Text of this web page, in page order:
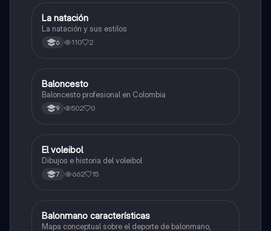
Educación Física
La natación
La natación y sus estilos
6 110 2
Educación Física
Baloncesto
Baloncesto profesional en Colombia
9 502 0
Educación Física
El voleibol
Dibujos e historia del voleibol
7 662 15
Educación Física
Balonmano características
Mapa conceptual sobre el deporte de balonmano,